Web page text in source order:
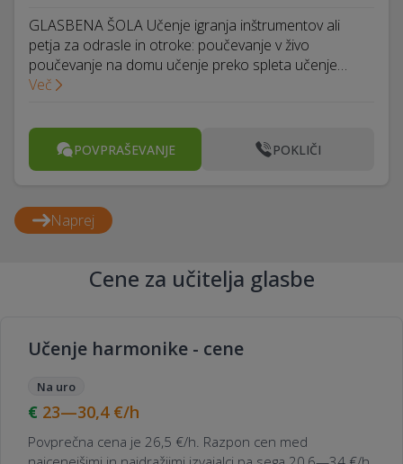
GLASBENA ŠOLA Učenje igranja inštrumentov ali
petja za odrasle in otroke: poučevanje v živo
poučevanje na domu učenje preko spleta učenje…
Več
POVPRAŠEVANJE POKLIČI
Naprej
Cene za učitelja glasbe
Učenje harmonike - cene
Na uro
23—30,4 €/h
Povprečna cena je 26,5 €/h. Razpon cen med